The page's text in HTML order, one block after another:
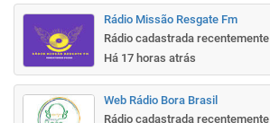
Rádio Missão Resgate Fm
Rádio cadastrada recentemente
Há 17 horas atrás
Web Rádio Bora Brasil
Rádio cadastrada recentemente